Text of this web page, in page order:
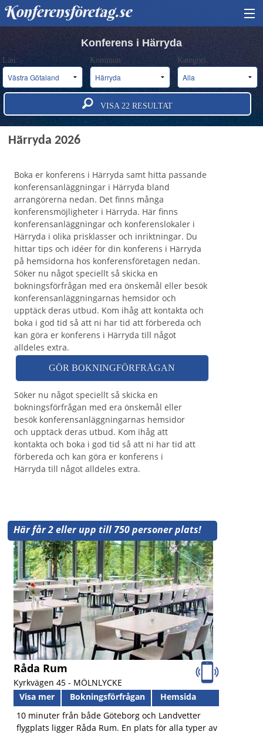
Konferensföretag.se
HITTA KONFERENS
BOKA KONFERENS
OM OSS
ANNONSERA
Konferens i Härryda
Län: Kommun: Kategori:
VISA22 RESULTAT
Konferens och konferensanläggningar i
Härryda 2026
Boka er konferens i Härryda samt hitta passande
konferensanläggningar i Härryda bland
arrangörerna nedan. Det finns många
konferensmöjligheter i Härryda. Här finns
konferensanläggningar och konferenslokaler i
Härryda i olika prisklasser och inriktningar. Du
hittar tips och idéer för din konferens i Härryda
på hemsidorna hos konferensföretagen nedan.
Söker nu något speciellt så skicka en
bokningsförfrågan med era önskemål eller besök
konferensanläggningarnas hemsidor och
upptäck deras utbud. Kom ihåg att kontakta och
boka i god tid så att ni har tid att förbereda och
kan göra er konferens i Härryda till något
alldeles extra.
GÖR BOKNINGFÖRFRÅGAN
Söker nu något speciellt så skicka en
bokningsförfrågan med era önskemål eller
besök konferensanläggningarnas hemsidor
och upptäck deras utbud. Kom ihåg att
kontakta och boka i god tid så att ni har tid att
förbereda och kan göra er konferens i
Härryda till något alldeles extra.
Här får 2 eller upp till 750 personer plats!
Råda Rum
Kyrkvägen 45 - MÖLNLYCKE
Visa mer
Bokningsförfrågan
Hemsida
10 minuter från både Göteborg och Landvetter
flygplats ligger Råda Rum. En plats för alla typer av